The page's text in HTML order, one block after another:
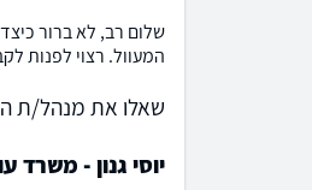
שלום רב, לא ברור
המעוול. רצוי לפנות
שאלו את מנהל/ת
יוסי גנון - משרד